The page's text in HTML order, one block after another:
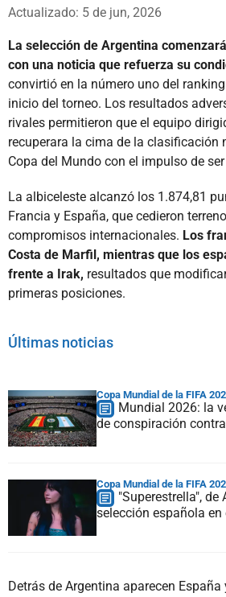
Facebook
X Whatsapp
Actualizado: 5 de jun, 2026
La selección de Argentina
con una noticia que refuerza su
convirtió en la número uno del
inicio del torneo. Los resultados
rivales permitieron que el equipo
recuperara la cima de la clasificación
Copa del Mundo con el impulso de
La albiceleste alcanzó los 1.874,81
Francia y España, que cedieron
compromisos internacionales. Los
Costa de Marfil, mientras que los
frente a Irak, resultados que
primeras posiciones.
Últimas noticias
Copa Mundial de la FIFA
Mundial 2026: la
de conspiración
Copa Mundial de la FIFA
"Superestrella", de
selección española
Detrás de Argentina aparecen